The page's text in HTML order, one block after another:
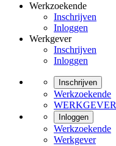
Werkzoekende
Inschrijven
Inloggen
Werkgever
Inschrijven
Inloggen
Inschrijven
Werkzoekende
WERKGEVER
Inloggen
Werkzoekende
Werkgever